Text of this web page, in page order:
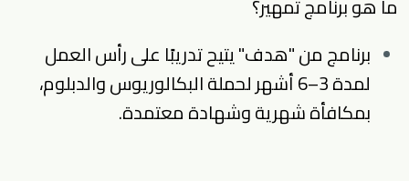
ما هو برنامج تمهير؟
برنامج من "هدف" يتيح تدريبًا على رأس العمل
لمدة 3–6 أشهر لحملة البكالوريوس والدبلوم،
بمكافأة شهرية وشهادة معتمدة.